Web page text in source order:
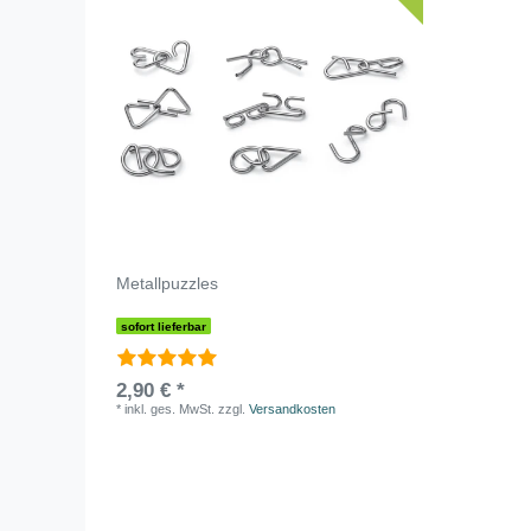
Metallpuzzles
sofort lieferbar
2,90 € *
*inkl. ges. MwSt. zzgl.Versandkosten